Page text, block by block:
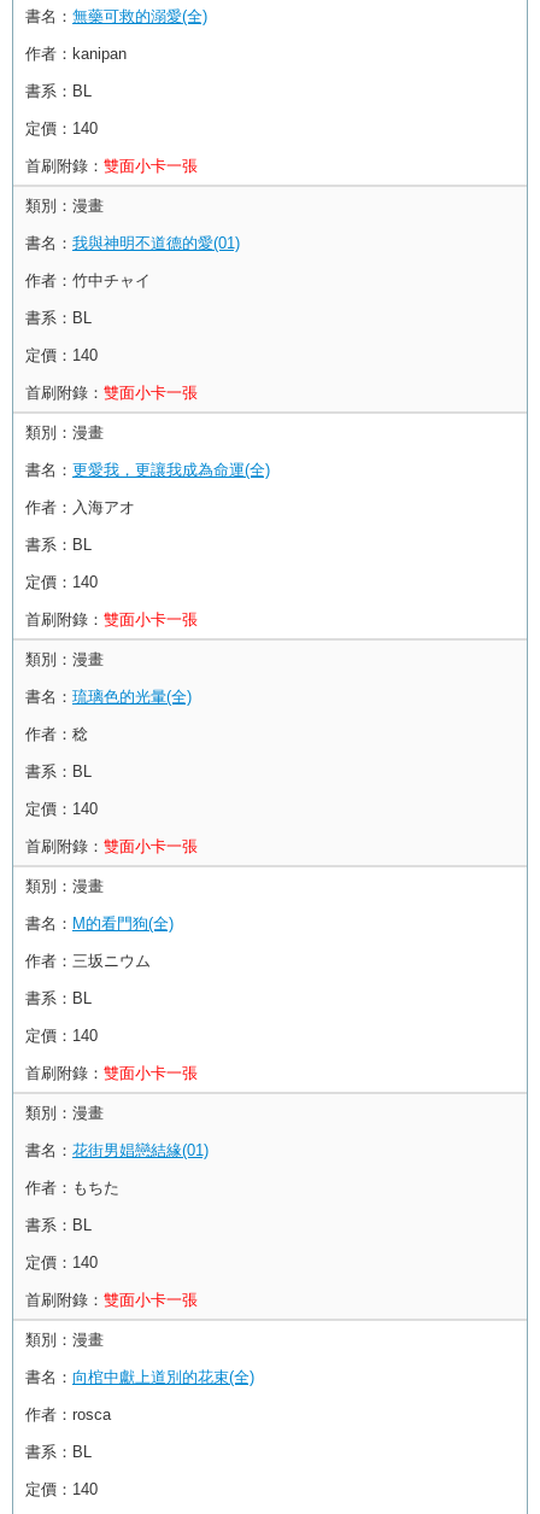
書名： 無藥可救的溺愛(全)
作者： kanipan
書系： BL
定價： 140
首刷附錄： 雙面小卡一張
類別： 漫畫
書名： 我與神明不道德的愛(01)
作者： 竹中チャイ
書系： BL
定價： 140
首刷附錄： 雙面小卡一張
類別： 漫畫
書名： 更愛我，更讓我成為命運(全)
作者： 入海アオ
書系： BL
定價： 140
首刷附錄： 雙面小卡一張
類別： 漫畫
書名： 琉璃色的光暈(全)
作者： 稔
書系： BL
定價： 140
首刷附錄： 雙面小卡一張
類別： 漫畫
書名： M的看門狗(全)
作者： 三坂ニウム
書系： BL
定價： 140
首刷附錄： 雙面小卡一張
類別： 漫畫
書名： 花街男娼戀結緣(01)
作者： もちた
書系： BL
定價： 140
首刷附錄： 雙面小卡一張
類別： 漫畫
書名： 向棺中獻上道別的花束(全)
作者： rosca
書系： BL
定價： 140